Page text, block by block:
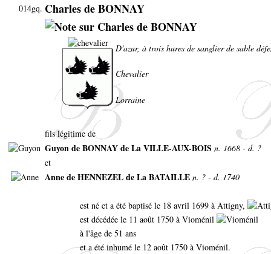
014gq. Charles de BONNAY
D'azur, à trois hures de sanglier de sable
Chevalier
Lorraine
fils légitime de
Guyon de BONNAY de La VILLE-AUX-BOIS n. 1668 - d. ?
et
Anne de HENNEZEL de La BATAILLE n. ? - d. 1740
est né et a été baptisé le 18 avril 1699 à Attigny,
est décédée le 11 août 1750 à Vioménil
à l'âge de 51 ans
et a été inhumé le 12 août 1750 à Vioménil.